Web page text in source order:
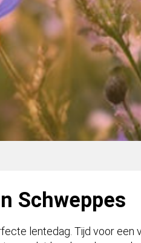
Schweppes
lentedag. Tijd voor een